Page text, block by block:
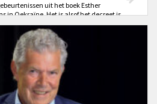
uit het boek Esther
in Oekraïne. Het is alsof het decreet is
heeft om een hele natie te vernietigen.
wacht af.